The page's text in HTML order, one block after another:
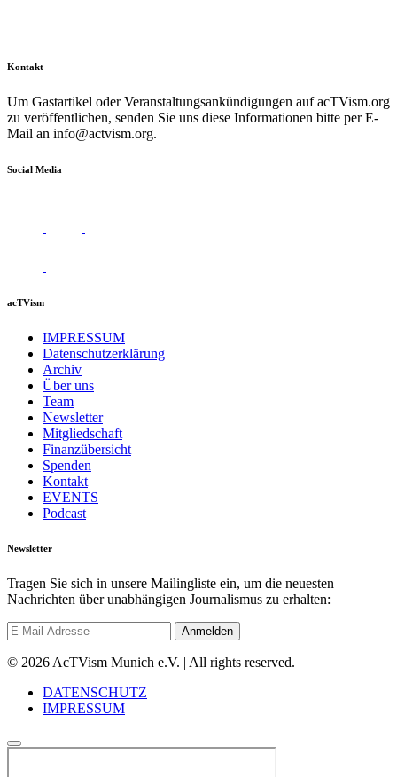
Kontakt
Um Gastartikel oder Veranstaltungsankündigungen auf acTVism.org
zu veröffentlichen, senden Sie uns diese Informationen bitte per E-
Mail an info@actvism.org.
Social Media
acTVism
IMPRESSUM
Datenschutzerklärung
Archiv
Über uns
Team
Newsletter
Mitgliedschaft
Finanzübersicht
Spenden
Kontakt
EVENTS
Podcast
Newsletter
Tragen Sie sich in unsere Mailingliste ein, um die neuesten
Nachrichten über unabhängigen Journalismus zu erhalten:
© 2026 AcTVism Munich e.V. | All rights reserved.
DATENSCHUTZ
IMPRESSUM